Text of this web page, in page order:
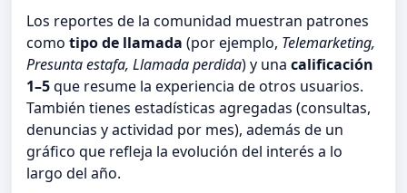
Los reportes de la comunidad muestran patrones
como tipo de llamada (por ejemplo, Telemarketing,
Presunta estafa, Llamada perdida) y una calificación
1–5que resume la experiencia de otros usuarios.
También tienes estadísticas agregadas (consultas,
denuncias y actividad por mes), además de un
gráfico que refleja la evolución del interés a lo
largo del año.